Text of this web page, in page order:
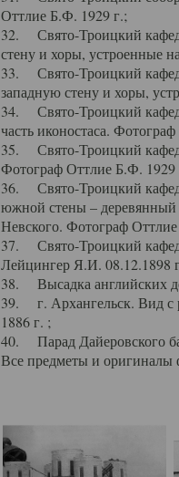
Оттлие Б.Ф. 1929 г.;
32. Свято-Троицкий
стену и хоры, устроенные
33. Свято-Троицкий
западную стену и хоры,
34. Свято-Троицкий
часть иконостаса.
35. Свято-Троицкий
Фотограф Оттлие Б.Ф. 1929
36. Свято-Троицкий
южной стены – деревянный
Невского. Фотограф
37. Свято-Троицкий
Лейцингер Я.И. 08.12.1898
38. Высадка английских
39. г. Архангельск. Вид с
1886 г. ;
40. Парад Дайеровского
Все предметы и оригиналы